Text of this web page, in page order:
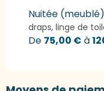
Tarifs 2027
Nuitée (meublé)
draps, linge de
De 75,00 € à